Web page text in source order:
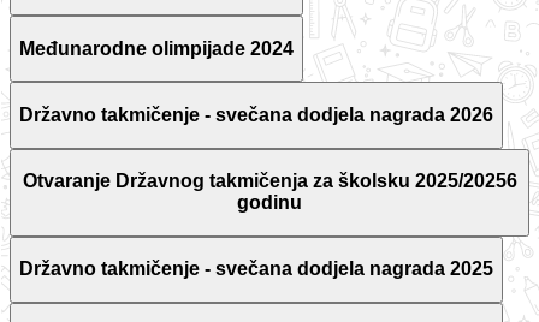
Međunarodne olimpijade 2024
Državno takmičenje - svečana dodjela nagrada 2026
Otvaranje Državnog takmičenja za školsku 2025/20256
godinu
Državno takmičenje - svečana dodjela nagrada 2025